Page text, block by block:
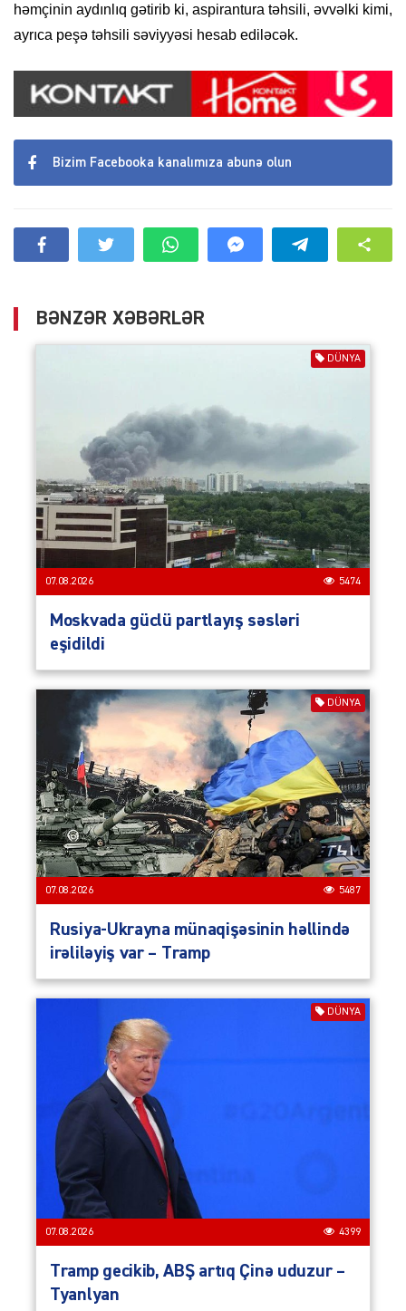
həmçinin aydınlıq gətirib ki, aspirantura təhsili, əvvəlki kimi,
ayrıca peşə təhsili səviyyəsi hesab ediləcək.
Bizim Facebooka kanalımıza abunə olun
BƏNZƏR XƏBƏRLƏR
DÜNYA
07.08.2026 5474
Moskvada güclü partlayış səsləri
eşidildi
DÜNYA
07.08.2026 5487
Rusiya-Ukrayna münaqişəsinin həllində
irəliləyiş var – Tramp
DÜNYA
07.08.2026 4399
Tramp gecikib, ABŞ artıq Çinə uduzur –
Tyanlyan